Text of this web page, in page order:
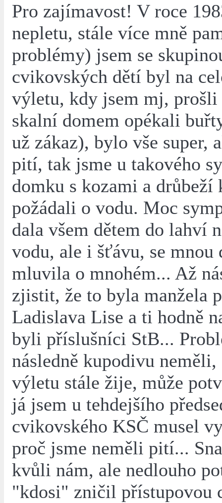
Pro zajímavost! V roce
nepletu, stále více mně
problémy) jsem se
cvikovských dětí byl na
výletu, kdy jsem mj, prošli
skalní domem opékali
už zákaz), bylo vše super,
pití, tak jsme u takového
domku s kozami a drůbeží
požádali o vodu. Moc
dala všem dětem do lahví
vodu, ale i šťávu, se mnou
mluvila o mnohém... Až
zjistit, že to byla manžela
Ladislava Lise a ti hodně
byli příslušníci StB...
následně kupodivu neměli,
výletu stále žije, může
já jsem u tehdejšího
cvikovského KSČ musel
proč jsme neměli pití...
kvůli nám, ale nedlouho
"kdosi" zničil přístupovou